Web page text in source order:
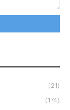
(21)
(174)